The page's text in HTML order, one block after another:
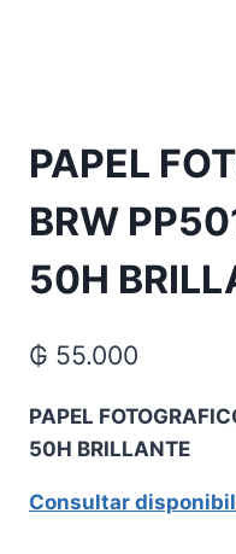
PAPEL
BRW
50H
₲ 55.000
PAPEL
50H BRILLANTE
Consultar